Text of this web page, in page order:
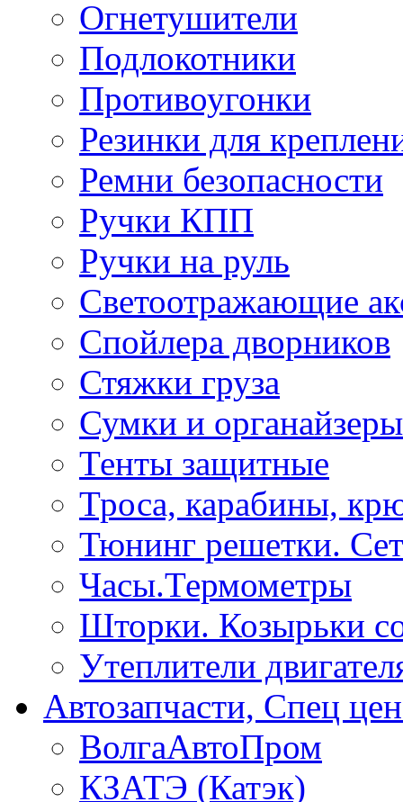
Огнетушители
Подлокотники
Противоугонки
Резинки для
Ремни безопасности
Ручки КПП
Ручки на руль
Светоотражающие
Спойлера дворников
Стяжки груза
Сумки и органайзеры
Тенты защитные
Троса, карабины,
Тюнинг решетки.
Часы.Термометры
Шторки. Козырьки
Утеплители
Автозапчасти, Спец
ВолгаАвтоПром
КЗАТЭ (Катэк)